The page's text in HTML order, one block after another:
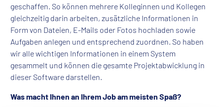
geschaffen. So können mehrere Kolleginnen und Kollegen
gleichzeitig darin arbeiten, zusätzliche Informationen in
Form von Dateien, E-Mails oder Fotos hochladen sowie
Aufgaben anlegen und entsprechend zuordnen. So haben
wir alle wichtigen Informationen in einem System
gesammelt und können die gesamte Projektabwicklung in
dieser Software darstellen.
Was macht Ihnen an Ihrem Job am meisten Spaß?